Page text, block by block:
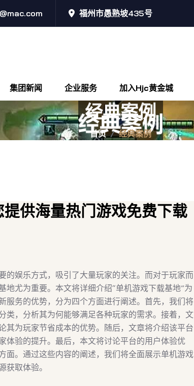
福州市愚熟坡435号
集团新闻 企业服务 加入hjc黄金城
经典案例
首页 经典案例
供海量热门游戏免费下载
的娱乐方式，吸引了大量玩家的关注。而对于玩家而
地尤为重要。本文将详细介绍“单机游戏下载基地”为
服务的优势，分为四个方面进行阐述。首先，我们将
类，分析其为何能够满足各种玩家的需求。接着，文
其为玩家节省成本的优势。随后，文章将介绍该平台
体验的提升。最后，本文将讨论平台的用户体验优
面。通过这些内容的阐述，我们将全面展示单机游戏
获取体验。